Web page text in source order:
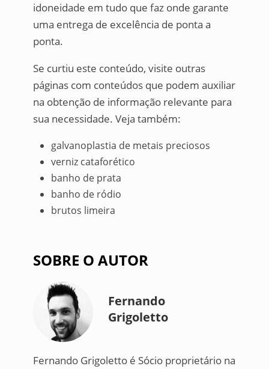
idoneidade em tudo que faz onde garante
uma entrega de excelência de ponta a
ponta.
Se curtiu este conteúdo, visite outras
páginas com conteúdos que podem auxiliar
na obtenção de informação relevante para
sua necessidade. Veja também:
galvanoplastia de metais preciosos
verniz cataforético
banho de prata
banho de ródio
brutos limeira
SOBRE O AUTOR
Fernando
Grigoletto
Fernando Grigoletto é Sócio proprietário na